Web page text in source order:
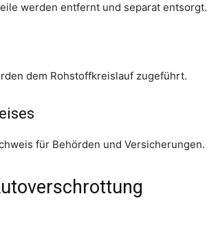
werden entfernt und separat entsorgt.
dem Rohstoffkreislauf zugeführt.
für Behörden und Versicherungen.